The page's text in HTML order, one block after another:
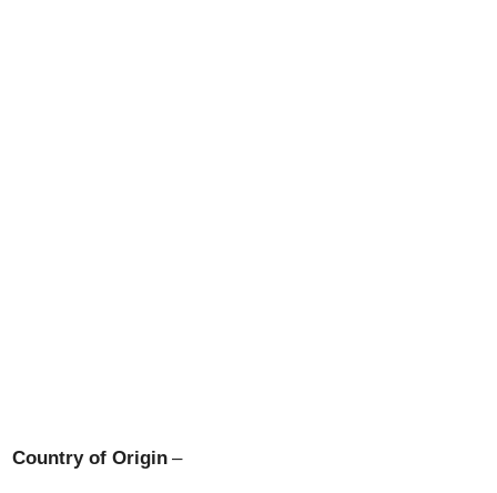
Country of Origin –